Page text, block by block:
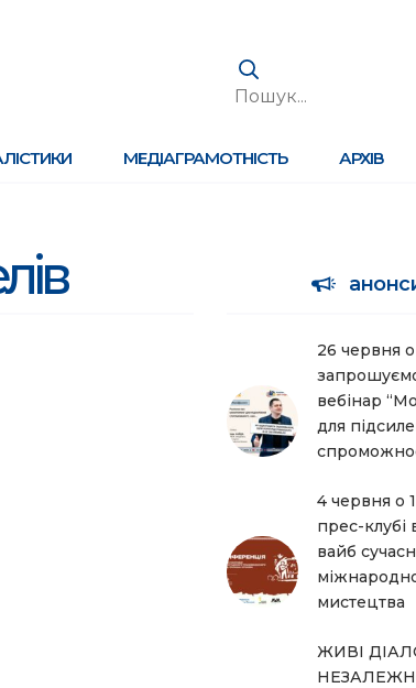
МЕДІАГРАМОТНІСТЬ АРХІВ
26 червня
вебінар
для
4 червня о
прес-клубі
вайб
мистецтва
ЖИВІ